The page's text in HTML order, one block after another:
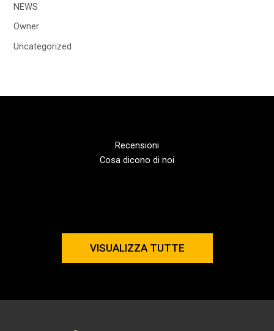
NEWS
Owner
Uncategorized
Recensioni
Cosa dicono di noi
VISUALIZZA TUTTE